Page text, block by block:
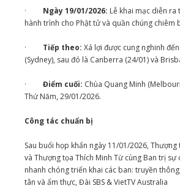
· Ngày 19/01/2026: Lễ khai mạc diễn ra
hành trình cho Phật tử và quần chúng chiêm
· Tiếp theo: Xá lợi được cung nghinh
(Sydney), sau đó là Canberra (24/01) và
· Điểm cuối: Chùa Quang Minh
Thứ Năm, 29/01/2026.
Công tác chuẩn bị
Sau buổi họp khẩn ngày 11/01/2026, Thượng
và Thượng tọa Thích Minh Từ cùng Ban trị sự
nhanh chóng triển khai các ban: truyền
tân và ẩm thực, Đài SBS & VietTV Australia